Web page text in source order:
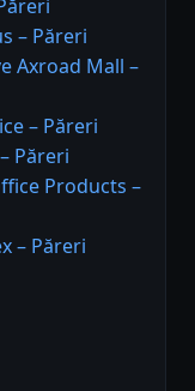
– Păreri
Axroad Mall –
– Păreri
Păreri
Products –
– Păreri